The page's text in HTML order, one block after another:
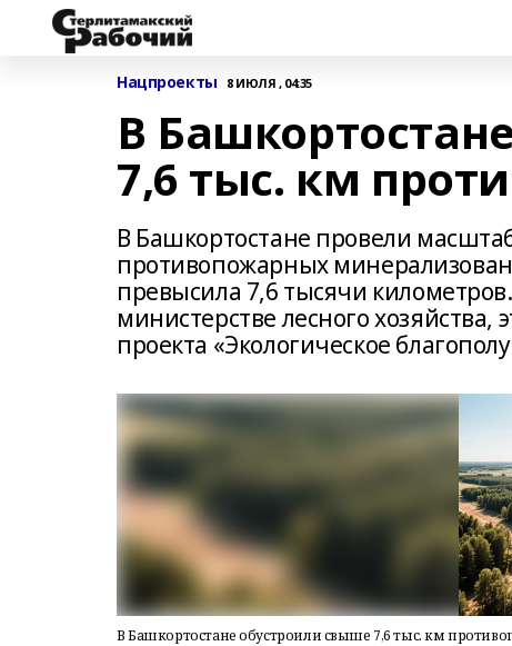
Нацпроекты 8 ИЮЛЯ , 04:35
В
7,6 тыс. км
В Башкортостане провели
противопожарных
превысила 7,6 тысячи
министерстве лесного
проекта «Экологическое
В Башкортостане обустроили свыше 7,6 тыс. км